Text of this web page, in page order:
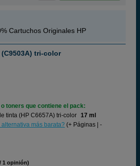
Cartuchos Originales HP
tri-color
toners que contiene el pack:
tinta (HP C6657A) tri-color 17 ml
más barata? (+ Páginas | -
1 opinión)